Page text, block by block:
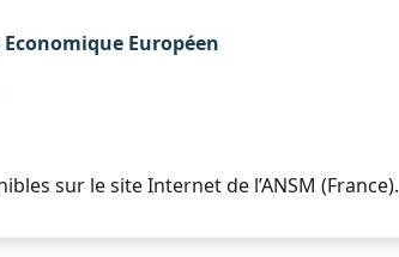
Européen
sur le site Internet de l’ANSM (France).